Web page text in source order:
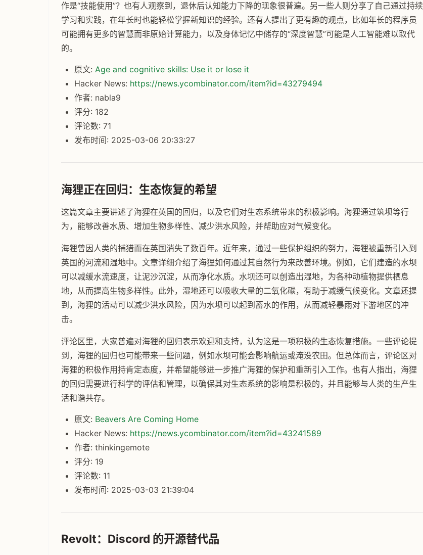
作是“技能使用”？也有人观察到，退休后认知能力下降的现象很普遍。另一些人则分享了自己通过持续
学习和实践，在年长时也能轻松掌握新知识的经验。还有人提出了更有趣的观点，比如年长的程序员
可能拥有更多的智慧而非原始计算能力，以及身体记忆中储存的“深度智慧”可能是人工智能难以取代
的。
原文: Age and cognitive skills: Use it or lose it
Hacker News: https://news.ycombinator.com/item?id=43279494
作者: nabla9
评分: 182
评论数: 71
发布时间: 2025-03-06 20:33:27
海狸正在回归：生态恢复的希望
这篇文章主要讲述了海狸在英国的回归，以及它们对生态系统带来的积极影响。海狸通过筑坝等行
为，能够改善水质、增加生物多样性、减少洪水风险，并帮助应对气候变化。
海狸曾因人类的捕猎而在英国消失了数百年。近年来，通过一些保护组织的努力，海狸被重新引入到
英国的河流和湿地中。文章详细介绍了海狸如何通过其自然行为来改善环境。例如，它们建造的水坝
可以减缓水流速度，让泥沙沉淀，从而净化水质。水坝还可以创造出湿地，为各种动植物提供栖息
地，从而提高生物多样性。此外，湿地还可以吸收大量的二氧化碳，有助于减缓气候变化。文章还提
到，海狸的活动可以减少洪水风险，因为水坝可以起到蓄水的作用，从而减轻暴雨对下游地区的冲
击。
评论区里，大家普遍对海狸的回归表示欢迎和支持，认为这是一项积极的生态恢复措施。一些评论提
到，海狸的回归也可能带来一些问题，例如水坝可能会影响航运或淹没农田。但总体而言，评论区对
海狸的积极作用持肯定态度，并希望能够进一步推广海狸的保护和重新引入工作。也有人指出，海狸
的回归需要进行科学的评估和管理，以确保其对生态系统的影响是积极的，并且能够与人类的生产生
活和谐共存。
原文: Beavers Are Coming Home
Hacker News: https://news.ycombinator.com/item?id=43241589
作者: thinkingemote
评分: 19
评论数: 11
发布时间: 2025-03-03 21:39:04
Revolt：Discord 的开源替代品